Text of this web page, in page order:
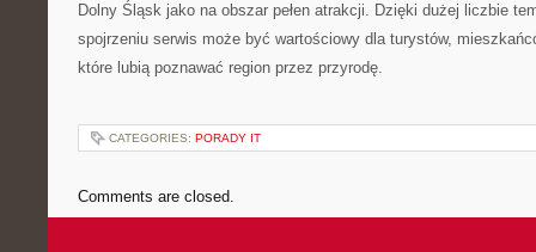
Dolny Śląsk jako na obszar pełen atrakcji. Dzięki dużej liczbie
spojrzeniu serwis może być wartościowy dla turystów,
które lubią poznawać region przez przyrodę.
CATEGORIES: PORADY IT
Comments are closed.